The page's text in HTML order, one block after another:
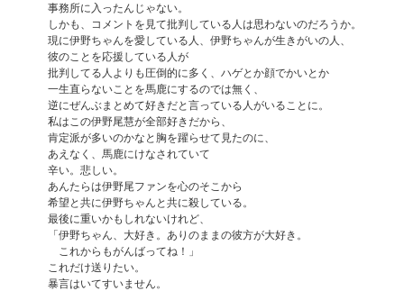
事務所に入ったんじゃない。
しかも、コメントを見て批判している人は思わないのだろうか。
現に伊野ちゃんを愛している人、伊野ちゃんが生きがいの人、
彼のことを応援している人が
批判してる人よりも圧倒的に多く、ハゲとか顔でかいとか
一生直らないことを馬鹿にするのでは無く、
逆にぜんぶまとめて好きだと言っている人がいることに。
私はこの伊野尾慧が全部好きだから、
肯定派が多いのかなと胸を躍らせて見たのに、
あえなく、馬鹿にけなされていて
辛い。悲しい。
あんたらは伊野尾ファンを心のそこから
希望と共に伊野ちゃんと共に殺している。
最後に重いかもしれないけれど、
「伊野ちゃん、大好き。ありのままの彼方が大好き。
これからもがんばってね！」
これだけ送りたい。
暴言はいてすいません。